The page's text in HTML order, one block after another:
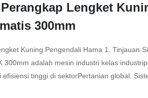
Lengket
300mm
Kuning Pengendali Hama 1. Tinjauan
300mm adalah mesin industri kelas
tinggi di sektorPertanian global.